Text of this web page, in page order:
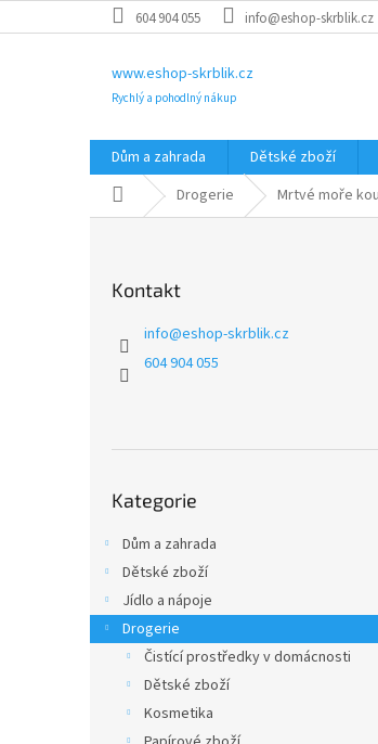
na
604 904 055 info@eshop-skrblik.cz
www.eshop-skrblik.cz
Rychlý a pohodlný nákup
Dům a zahrada Dětské zboží
Domů Drogerie Mrtvé moře
Kontakt
info@eshop-skrblik.cz
604 904 055
kategorie
Kategorie
Dům a zahrada
Dětské zboží
Jídlo a nápoje
Drogerie
Čistící prostředky v domácnosti
Dětské zboží
Kosmetika